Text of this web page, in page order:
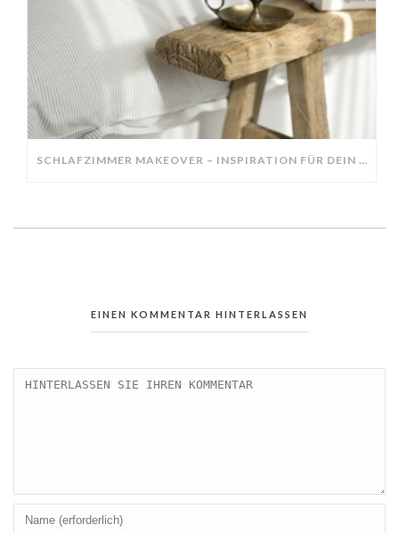
SCHLAFZIMMER MAKEOVER – INSPIRATION FÜR DEIN SCHLAFZIMMER: AUS ALT MACH NEU – HELL, GEMÜTLICH UND EINLADEND
EINEN KOMMENTAR HINTERLASSEN